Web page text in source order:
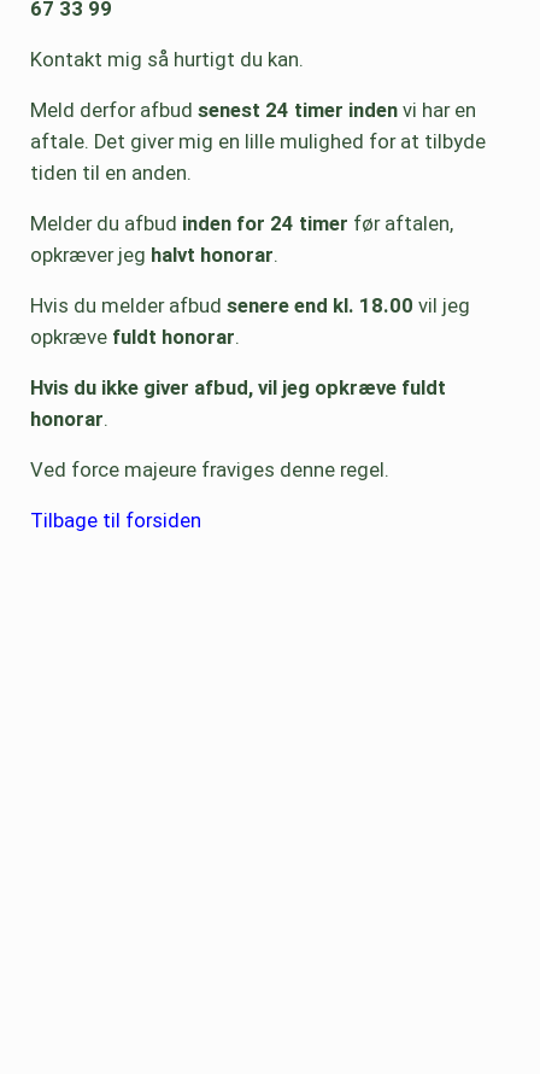
67 33 99
Kontakt mig så hurtigt du kan.
Meld derfor afbud senest 24 timer indenvi har en
aftale. Det giver mig en lille mulighed for at tilbyde
tiden til en anden.
Melder du afbud inden for 24 timer før aftalen,
opkræver jeg halvt honorar.
Hvis du melder afbud senere end kl. 18.00 vil jeg
opkræve fuldt honorar.
Hvis du ikke giver afbud, vil jeg opkræve fuldt
honorar.
Ved force majeure fraviges denne regel.
Tilbage til forsiden